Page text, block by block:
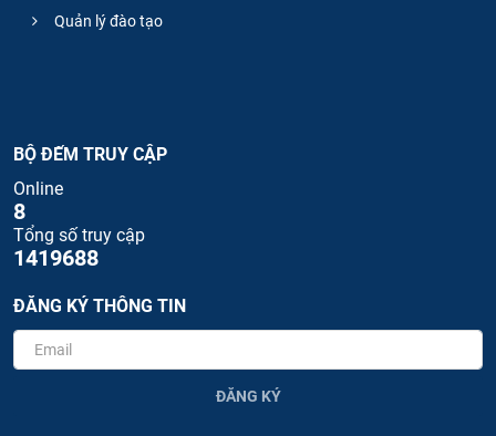
Quản lý đào tạo
BỘ ĐẾM TRUY CẬP
Online
8
Tổng số truy cập
1419688
ĐĂNG KÝ THÔNG TIN
ĐĂNG KÝ